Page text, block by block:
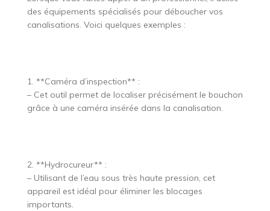
des équipements spécialisés pour déboucher vos
canalisations. Voici quelques exemples :
1. **Caméra d’inspection** :
– Cet outil permet de localiser précisément le bouchon
grâce à une caméra insérée dans la canalisation.
2. **Hydrocureur** :
– Utilisant de l’eau sous très haute pression, cet
appareil est idéal pour éliminer les blocages
importants.